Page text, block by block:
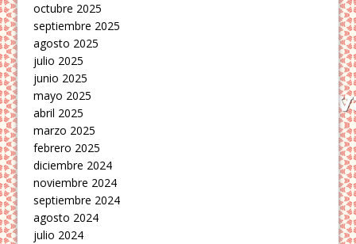
octubre 2025
septiembre 2025
agosto 2025
julio 2025
junio 2025
mayo 2025
abril 2025
marzo 2025
febrero 2025
diciembre 2024
noviembre 2024
septiembre 2024
agosto 2024
julio 2024